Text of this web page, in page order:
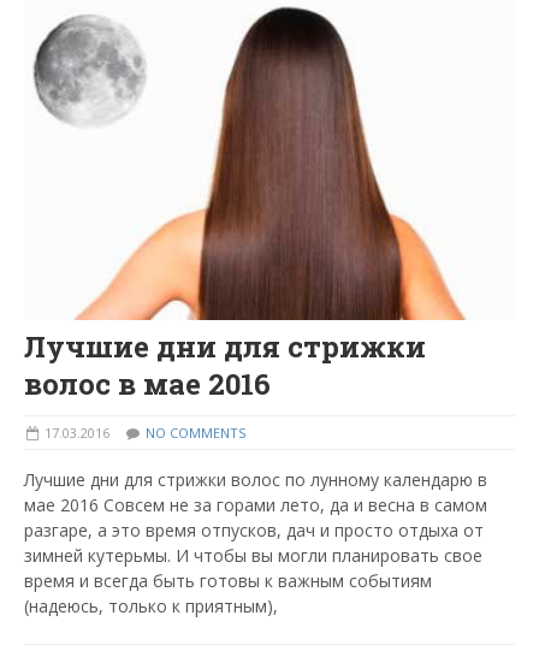
Лучшие дни для стрижки
волос в мае 2016
17.03.2016 NO COMMENTS
Лучшие дни для стрижки волос по лунному календарю в
мае 2016 Совсем не за горами лето, да и весна в самом
разгаре, а это время отпусков, дач и просто отдыха от
зимней кутерьмы. И чтобы вы могли планировать свое
время и всегда быть готовы к важным событиям
(надеюсь, только к приятным),